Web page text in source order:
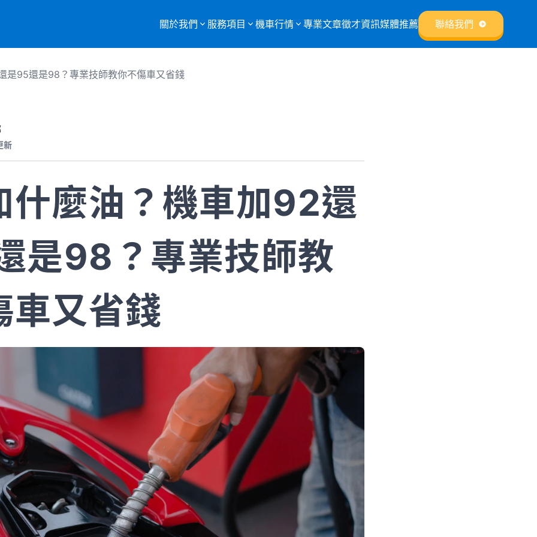
關於我們 服務項目
機車報廢
機車行情 專業文章徵才資訊媒體推薦 聯絡我們
是95還是98？專業技師教你不傷車又省錢
新
什麼油？機車加92還
是98？專業技師教
車又省錢